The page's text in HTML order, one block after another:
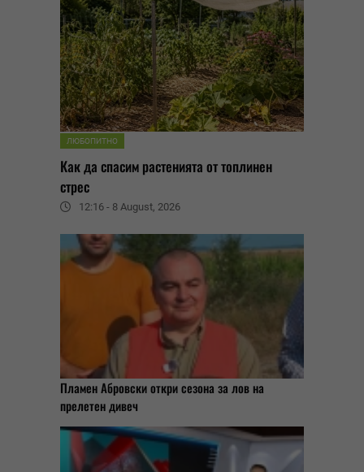
ЛЮБОПИТНО
Как да спасим растенията от топлинен
стрес
12:16 - 8 August, 2026
Пламен Абровски откри сезона за лов на
прелетен дивеч